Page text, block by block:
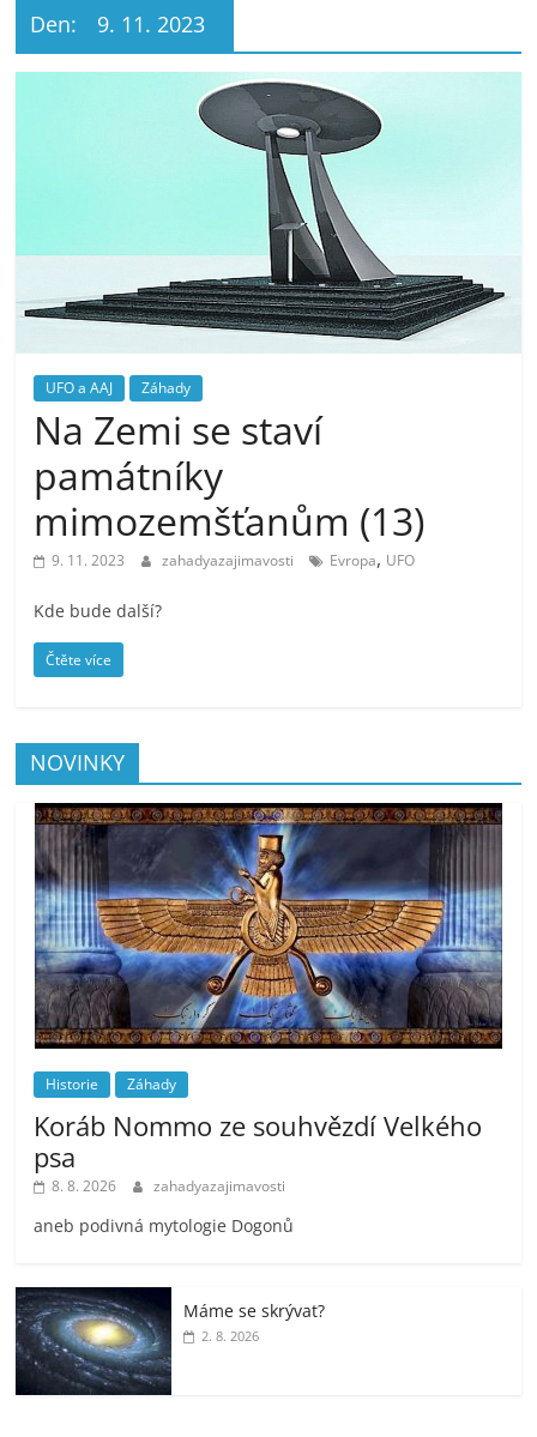
Den: 9. 11. 2023
UFO a AAJ Záhady
Na Zemi se staví
památníky
mimozemšťanům (13)
9. 11. 2023 zahadyazajimavosti Evropa, UFO
Kde bude další?
Čtěte více
NOVINKY
Historie Záhady
Koráb Nommo ze souhvězdí Velkého
psa
8. 8. 2026 zahadyazajimavosti
aneb podivná mytologie Dogonů
Máme se skrývat?
2. 8. 2026